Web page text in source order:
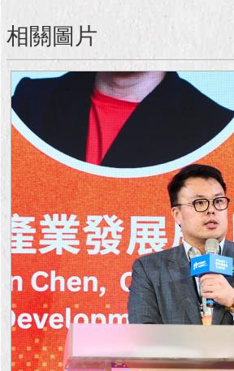
相關圖片